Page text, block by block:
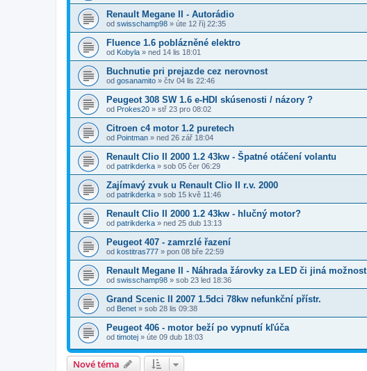
Renault Megane II - Autorádio
od swisschamp98 » úte 12 říj 22:35
Fluence 1.6 poblázněné elektro
od Kobyla » ned 14 lis 18:01
Buchnutie pri prejazde cez nerovnost
od gosanamito » čtv 04 lis 22:46
Peugeot 308 SW 1.6 e-HDI skúsenosti / názory ?
od Prokes20 » stř 23 pro 08:02
Citroen c4 motor 1.2 puretech
od Pointman » ned 26 zář 18:04
Renault Clio II 2000 1.2 43kw - Špatné otáčení volantu
od patrikderka » sob 05 čer 06:29
Zajímavý zvuk u Renault Clio II r.v. 2000
od patrikderka » sob 15 kvě 11:46
Renault Clio II 2000 1.2 43kw - hlučný motor?
od patrikderka » ned 25 dub 13:13
Peugeot 407 - zamrzlé řazení
od kostitras777 » pon 08 bře 22:59
Renault Megane II - Náhrada žárovky za LED či jiná možnost
od swisschamp98 » sob 23 led 18:36
Grand Scenic II 2007 1.5dci 78kw nefunkční přístr.
od Benet » sob 28 lis 09:38
Peugeot 406 - motor beží po vypnutí kľúča
od timotej » úte 09 dub 18:03
Nové téma